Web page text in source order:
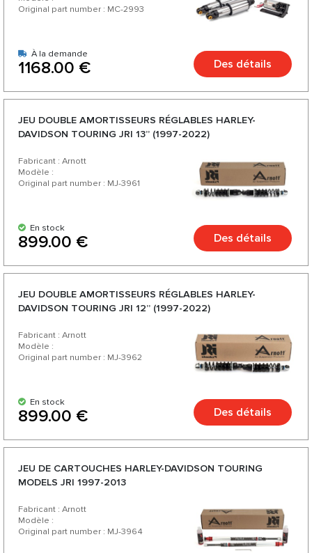
Original part number : MC-2993
À la demande
1168.00 € Des détails
JEU DOUBLE AMORTISSEURS RÉGLABLES HARLEY-
DAVIDSON TOURING JRI 13” (1997-2022)
Fabricant : Arnott
Modèle :
Original part number : MJ-3961
En stock
899.00 € Des détails
JEU DOUBLE AMORTISSEURS RÉGLABLES HARLEY-
DAVIDSON TOURING JRI 12” (1997-2022)
Fabricant : Arnott
Modèle :
Original part number : MJ-3962
En stock
899.00 € Des détails
JEU DE CARTOUCHES HARLEY-DAVIDSON TOURING
MODELS JRI 1997-2013
Fabricant : Arnott
Modèle :
Original part number : MJ-3964